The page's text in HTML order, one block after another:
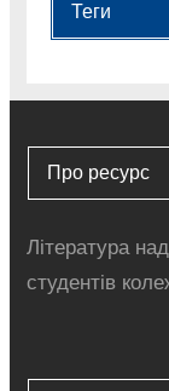
Теги
Про ресурс
Література
студентів